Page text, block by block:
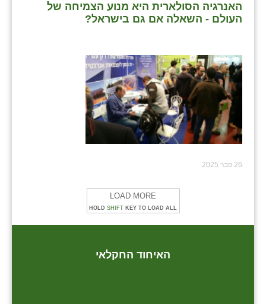
האנרגיה הסולארית היא מנוע הצמיחה של
העולם - השאלה אם גם בישראל?
26 פבר 2025
LOAD MORE
HOLD SHIFT KEY TO LOAD ALL
האיחוד החקלאי